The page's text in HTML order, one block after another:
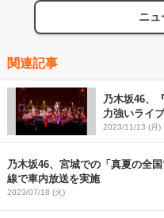
ニュ
関連記事
乃木坂46、
力強いライ
2023〉
2023/11/13 (月)
乃木坂46、宮城での「真夏の全
線で車内放送を実施
2023/07/18 (火)